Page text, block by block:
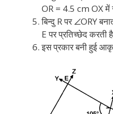
OR = 4.5 cm OX में
बिन्दु R पर ∠ORY
E पर प्रतिच्छेद करती
इस प्रकार बनी हुई